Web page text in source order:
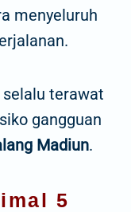
menyeluruh
selalu terawat
gangguan
Madiun.
5